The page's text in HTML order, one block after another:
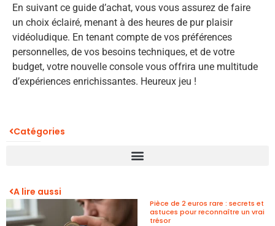
En suivant ce guide d’achat, vous vous assurez de faire
un choix éclairé, menant à des heures de pur plaisir
vidéoludique. En tenant compte de vos préférences
personnelles, de vos besoins techniques, et de votre
budget, votre nouvelle console vous offrira une multitude
d’expériences enrichissantes. Heureux jeu !
Catégories
A lire aussi
Pièce de 2 euros rare : secrets et
astuces pour reconnaître un vrai
trésor